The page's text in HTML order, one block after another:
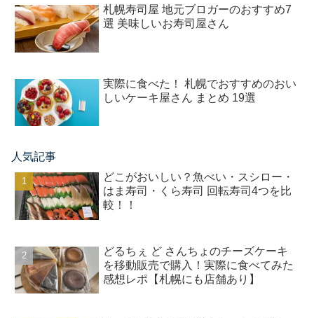
札幌寿司屋 地元ブロガーのおすすめ7
選 美味しいお寿司屋さん
実際に食べた！ 札幌でおすすめのおい
しいケーキ屋さん まとめ 19選
人気記事
どこがおいしい？魚べい・スシロー・
はま寿司・くら寿司 回転寿司4つを比
較！！
どるちぇ ど さんちょのチーズケーキ
を移動販売で購入！実際に食べてみた
感想レポ【札幌にも店舗あり】